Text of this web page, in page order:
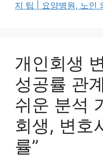
지 팁 | 요양병원, 노인
개인회생
성공률 관
쉬운 분석
회생, 변호
률”